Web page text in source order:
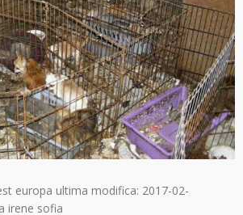
europa ultima modifica: 2017-02-
irene sofia